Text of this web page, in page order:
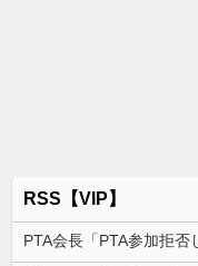
RSS【VIP】